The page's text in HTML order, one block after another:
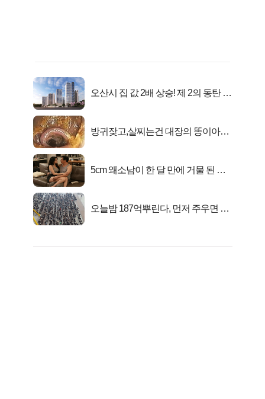
오산시 집 값 2배 상승! 제 2의 동탄 신
방귀잦고,살찌는건 대장의 똥이아니
5cm 왜소남이 한 달 만에 거물 된 사
오늘밤 187억뿌린다, 먼저 주우면 최